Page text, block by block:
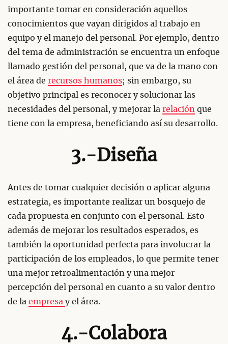
importante tomar en consideración aquellos
conocimientos que vayan dirigidos al trabajo en
equipo y el manejo del personal. Por ejemplo, dentro
del tema de administración se encuentra un enfoque
llamado gestión del personal, que va de la mano con
el área de recursos humanos; sin embargo, su
objetivo principal es reconocer y solucionar las
necesidades del personal, y mejorar la relación que
tiene con la empresa, beneficiando así su desarrollo.
3.-Diseña
Antes de tomar cualquier decisión o aplicar alguna
estrategia, es importante realizar un bosquejo de
cada propuesta en conjunto con el personal. Esto
además de mejorar los resultados esperados, es
también la oportunidad perfecta para involucrar la
participación de los empleados, lo que permite tener
una mejor retroalimentación y una mejor
percepción del personal en cuanto a su valor dentro
de la empresa y el área.
4.-Colabora